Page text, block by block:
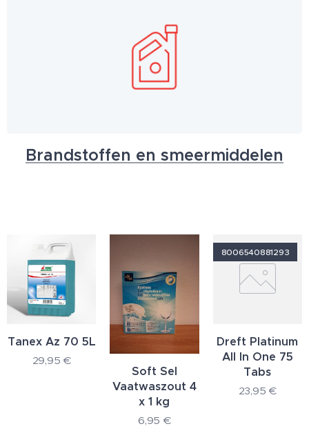
Brandstoffen en smeermiddelen
Tanex Az 70 5L
29,95 €
Soft Sel
Vaatwaszout 4
x 1 kg
6,95 €
Dreft Platinum
All In One 75
Tabs
8006540881293
23,95 €